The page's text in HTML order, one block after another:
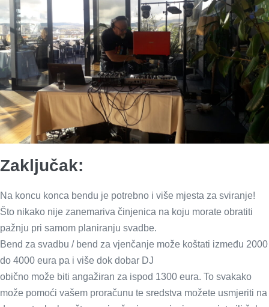
Zaključak:
Na koncu konca bendu je potrebno i više mjesta za sviranje!
Što nikako nije zanemariva činjenica na koju morate obratiti
pažnju pri samom planiranju svadbe.
Bend za svadbu / bend za vjenčanje može koštati između 2000
do 4000 eura pa i više dok dobar DJ
obično može biti angažiran za ispod 1300 eura. To svakako
može pomoći vašem proračunu te sredstva možete usmjeriti na